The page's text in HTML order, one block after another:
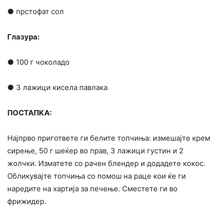
● прстофат сол
Глазура:
● 100 г чоколадо
● 3 лажици кисела павлака
ПОСТАПКА:
Најпрво пригответе ги белите топчиња: измешајте крем
сирење, 50 г шеќер во прав, 3 лажици густин и 2
жолчки. Изматете со рачен блендер и додадете кокос.
Обликувајте топчиња со помош на раце кои ќе ги
наредите на хартија за печење. Сместете ги во
фрижидер.